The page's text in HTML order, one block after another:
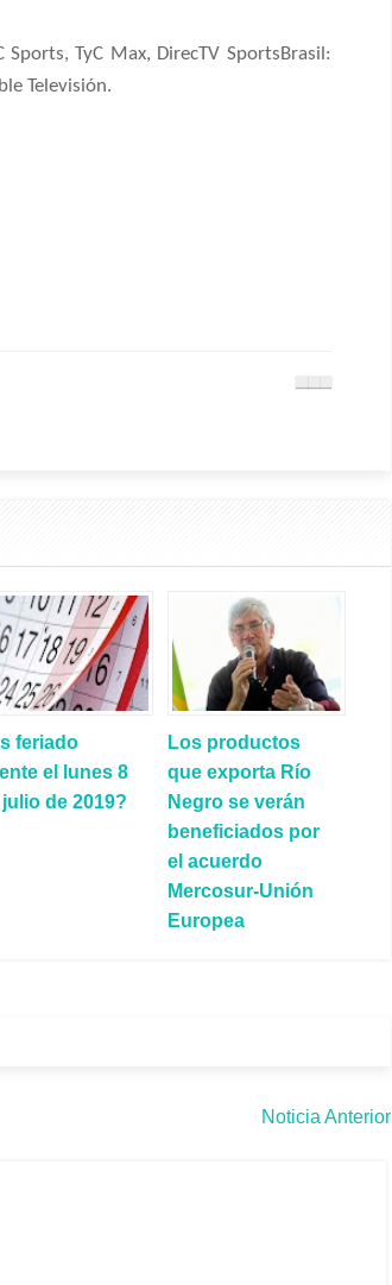
Sports, TyC Max, DirecTV SportsBrasil:
Televisión.
feriado
el lunes 8
de 2019?
Los productos
que exporta Río
Negro se verán
beneficiados por
el acuerdo
Mercosur-Unión
Europea
Noticia Anterior